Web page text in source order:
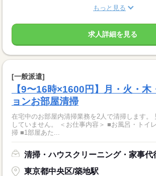
もっと見る
求人詳細を見る
[一般派遣]
【9〜16時×1600円】月・火・木
ョンお部屋清掃
在宅中のお部屋内清掃業務を2人で清掃します。
していません。 ＜お仕事内容＞ ■お風呂・トイレ・洗面所などの清
掃 ■1部屋あた...
清掃・ハウスクリーニング・家事代
東京都中央区/築地駅